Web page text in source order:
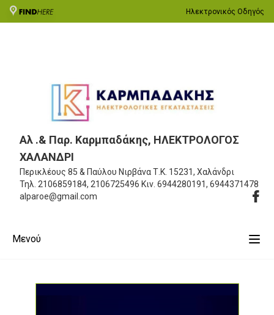
Ηλεκτρονικός Οδηγός
Αλ .& Παρ. Καρμπαδάκης, ΗΛΕΚΤΡΟΛΟΓΟΣ
ΧΑΛΑΝΔΡΙ
Περικλέους 85 & Παύλου ΝιρβάναΤ.Κ. 15231, Χαλάνδρι
Τηλ. 2106859184, 2106725496 Κιν. 6944280191, 6944371478
alparoe@gmail.com
Μενού